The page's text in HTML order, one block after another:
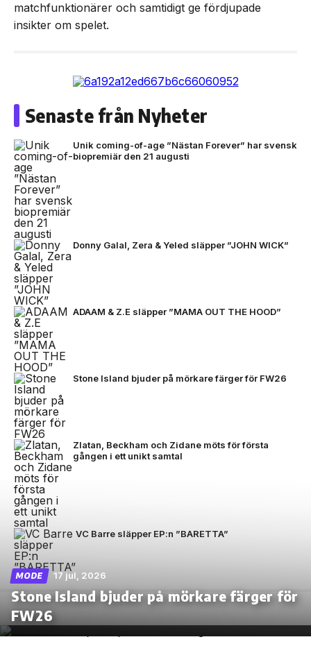
matchfunktionärer och samtidigt ge fördjupade
insikter om spelet.
Senaste från Nyheter
Unik coming-of-age ”Nästan Forever” har svensk
biopremiär den 21 augusti
Donny Galal, Zera & Yeled släpper ”JOHN WICK”
ADAAM & Z.E släpper ”MAMA OUT THE HOOD”
Stone Island bjuder på mörkare färger för FW26
Zlatan, Beckham och Zidane möts för första
gången i ett unikt samtal
VC Barre släpper EP:n ”BARETTA”
MODE 17 jul, 2026
Stone Island bjuder på mörkare färger för
FW26